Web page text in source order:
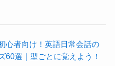
心者向け！英語日常会話の
60選｜型ごとに覚えよう！